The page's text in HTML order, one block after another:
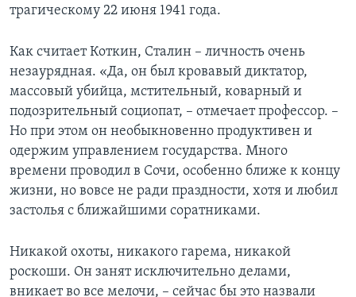
трагическому 22 июня 1941 года.
Как считает Коткин, Сталин – личность очень
незаурядная. «Да, он был кровавый диктатор,
массовый убийца, мстительный, коварный и
подозрительный социопат, – отмечает профессор. –
Но при этом он необыкновенно продуктивен и
одержим управлением государства. Много
времени проводил в Сочи, особенно ближе к концу
жизни, но вовсе не ради праздности, хотя и любил
застолья с ближайшими соратниками.
Никакой охоты, никакого гарема, никакой
роскоши. Он занят исключительно делами,
вникает во все мелочи, – сейчас бы это назвали